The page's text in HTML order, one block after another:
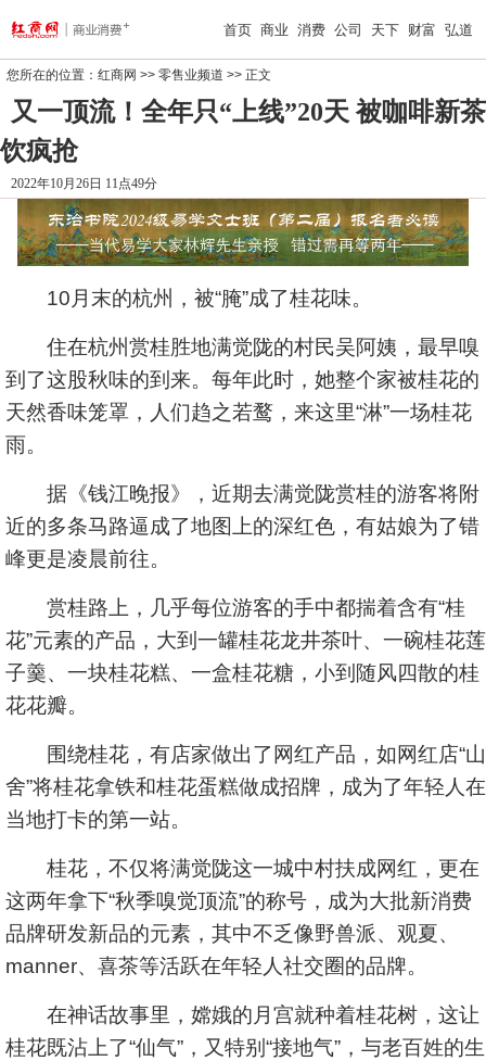
首页 商业 消费 公司 天下 财富 弘道
您所在的位置： 红商网 >> 零售业频道 >> 正文
又一顶流！全年只“上线”20天 被咖啡新茶
饮疯抢
2022年10月26日 11点49分
10月末的杭州，被“腌”成了桂花味。
住在杭州赏桂胜地满觉陇的村民吴阿姨，最早嗅
到了这股秋味的到来。每年此时，她整个家被桂花的
天然香味笼罩，人们趋之若鹜，来这里“淋”一场桂花
雨。
据《钱江晚报》，近期去满觉陇赏桂的游客将附
近的多条马路逼成了地图上的深红色，有姑娘为了错
峰更是凌晨前往。
赏桂路上，几乎每位游客的手中都揣着含有“桂
花”元素的产品，大到一罐桂花龙井茶叶、一碗桂花莲
子羹、一块桂花糕、一盒桂花糖，小到随风四散的桂
花花瓣。
围绕桂花，有店家做出了网红产品，如网红店“山
舍”将桂花拿铁和桂花蛋糕做成招牌，成为了年轻人在
当地打卡的第一站。
桂花，不仅将满觉陇这一城中村扶成网红，更在
这两年拿下“秋季嗅觉顶流”的称号，成为大批新消费
品牌研发新品的元素，其中不乏像野兽派、观夏、
manner、喜茶等活跃在年轻人社交圈的品牌。
在神话故事里，嫦娥的月宫就种着桂花树，这让
桂花既沾上了“仙气”，又特别“接地气”，与老百姓的生